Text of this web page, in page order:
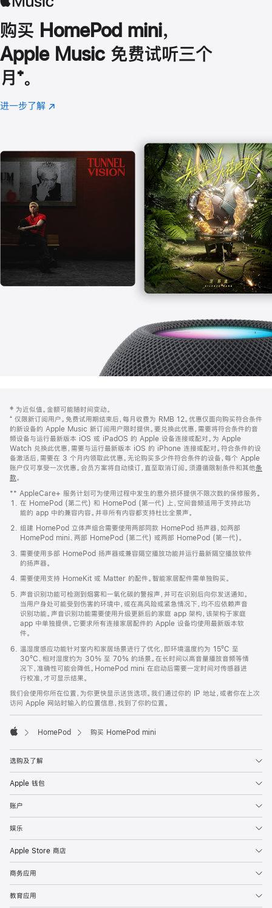
购买 HomePod mini，
Apple Music 免费试听三个
月 脚
注
⁺。
进一步了解 Apple
(在
口
中
打
开)
页
页
脚
注
‡ 为近似值。金额可能随时间变动。
⁺ 仅限新订阅用户。免费试用期结束后，每月收费为 RMB 12。优惠仅面向购买符合条件
的新设备的 Apple Music 新订阅用户限时提供。要兑换此优惠，需要将符合条件的音
频设备与运行最新版本 iOS 或 iPadOS 的 Apple 设备连接或配对。为 Apple
Watch 兑换此优惠，需要与运行最新版本 iOS 的 iPhone 连接或配对。符合条件的设
备激活后，需要在 3 个月内领取此优惠。无论购买多少件符合条件的设备，每个 Apple
账户仅可享受一次优惠。会员方案将自动续订，直至取消订阅。须遵循限制条件和其他条
款。
窗
口
中
打
开)
** AppleCare+ 服务计划可为使用过程中发生的意外损坏提供不限次数的保修服务。
在 HomePod (第二代) 和 HomePod (第一代) 上，空间音频适用于支持此功
能的 app 中的兼容内容。并非所有内容都支持杜比全景声。
组建 HomePod 立体声组合需要使用两部同款 HomePod 扬声器，如两部
HomePod mini、两部 HomePod (第二代) 或两部 HomePod (第一代)。
需要使用多部 HomePod 扬声器或兼容隔空播放功能并运行最新隔空播放软件
的扬声器。
需要使用支持 HomeKit 或 Matter 的配件。智能家居配件需单独购买。
声音识别功能可检测到烟雾和一氧化碳的警报声，并可在识别后向你发送通知。
当用户身处可能受到伤害的环境中，或在高风险或紧急情况下，均不应依赖声音
识别功能。声音识别功能需要使用升级更新后的家庭 app 架构，该架构于家庭
app 中单独提供。它要求所有连接家居配件的 Apple 设备均使用最新版本软
件。
温湿度感应功能针对室内和家居场景进行了优化，即环境温度约为 15ºC 至
30ºC、相对湿度约为 30% 至 70% 的场景。在长时间以高音量播放音频等情
况下，准确性可能会降低。HomePod mini 在启动后需要一定时间对传感器进
行校准，才可显示结果。
我们会使用你所在位置，为你更快显示送货选项。我们通过你的 IP 地址，或者你在上次
访问 Apple 网站时输入的位置信息，找到了你的位置。
HomePod 购买 HomePod mini
选购及了解
Apple 钱包
账户
娱乐
Apple Store 商店
商务应用
教育应用